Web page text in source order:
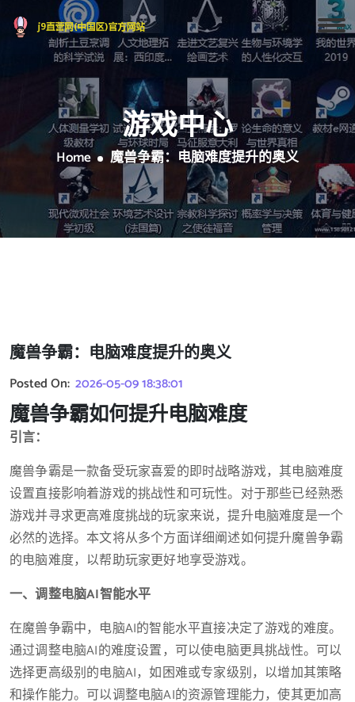
游戏中心
Home 魔兽争霸：电脑难度提升的奥义
魔兽争霸：电脑难度提升的奥义
Posted On: 2026-05-09 18:38:01
魔兽争霸如何提升电脑难度
引言：
魔兽争霸是一款备受玩家喜爱的即时战略游戏，其电脑难度
设置直接影响着游戏的挑战性和可玩性。对于那些已经熟悉
游戏并寻求更高难度挑战的玩家来说，提升电脑难度是一个
必然的选择。本文将从多个方面详细阐述如何提升魔兽争霸
的电脑难度，以帮助玩家更好地享受游戏。
一、调整电脑AI智能水平
在魔兽争霸中，电脑AI的智能水平直接决定了游戏的难度。
通过调整电脑AI的难度设置，可以使电脑更具挑战性。可以
选择更高级别的电脑AI，如困难或专家级别，以增加其策略
和操作能力。可以调整电脑AI的资源管理能力，使其更加高